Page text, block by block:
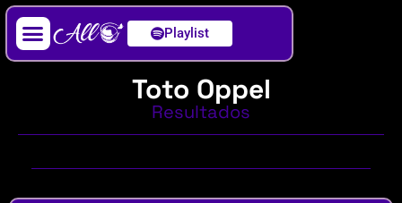
Playlist
Toto Oppel
Resultados